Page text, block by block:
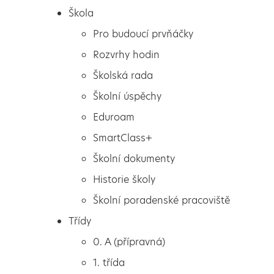
Pro budoucí prvňáčky
Rozvrhy hodin
Školská rada
Škola
Pro budoucí prvňáčky
Rozvrhy hodin
Školská rada
Školní úspěchy
Eduroam
SmartClass+
Školní dokumenty
Historie školy
Školní poradenské pracoviště
Třídy
0. A (přípravná)
1. třída
MDD